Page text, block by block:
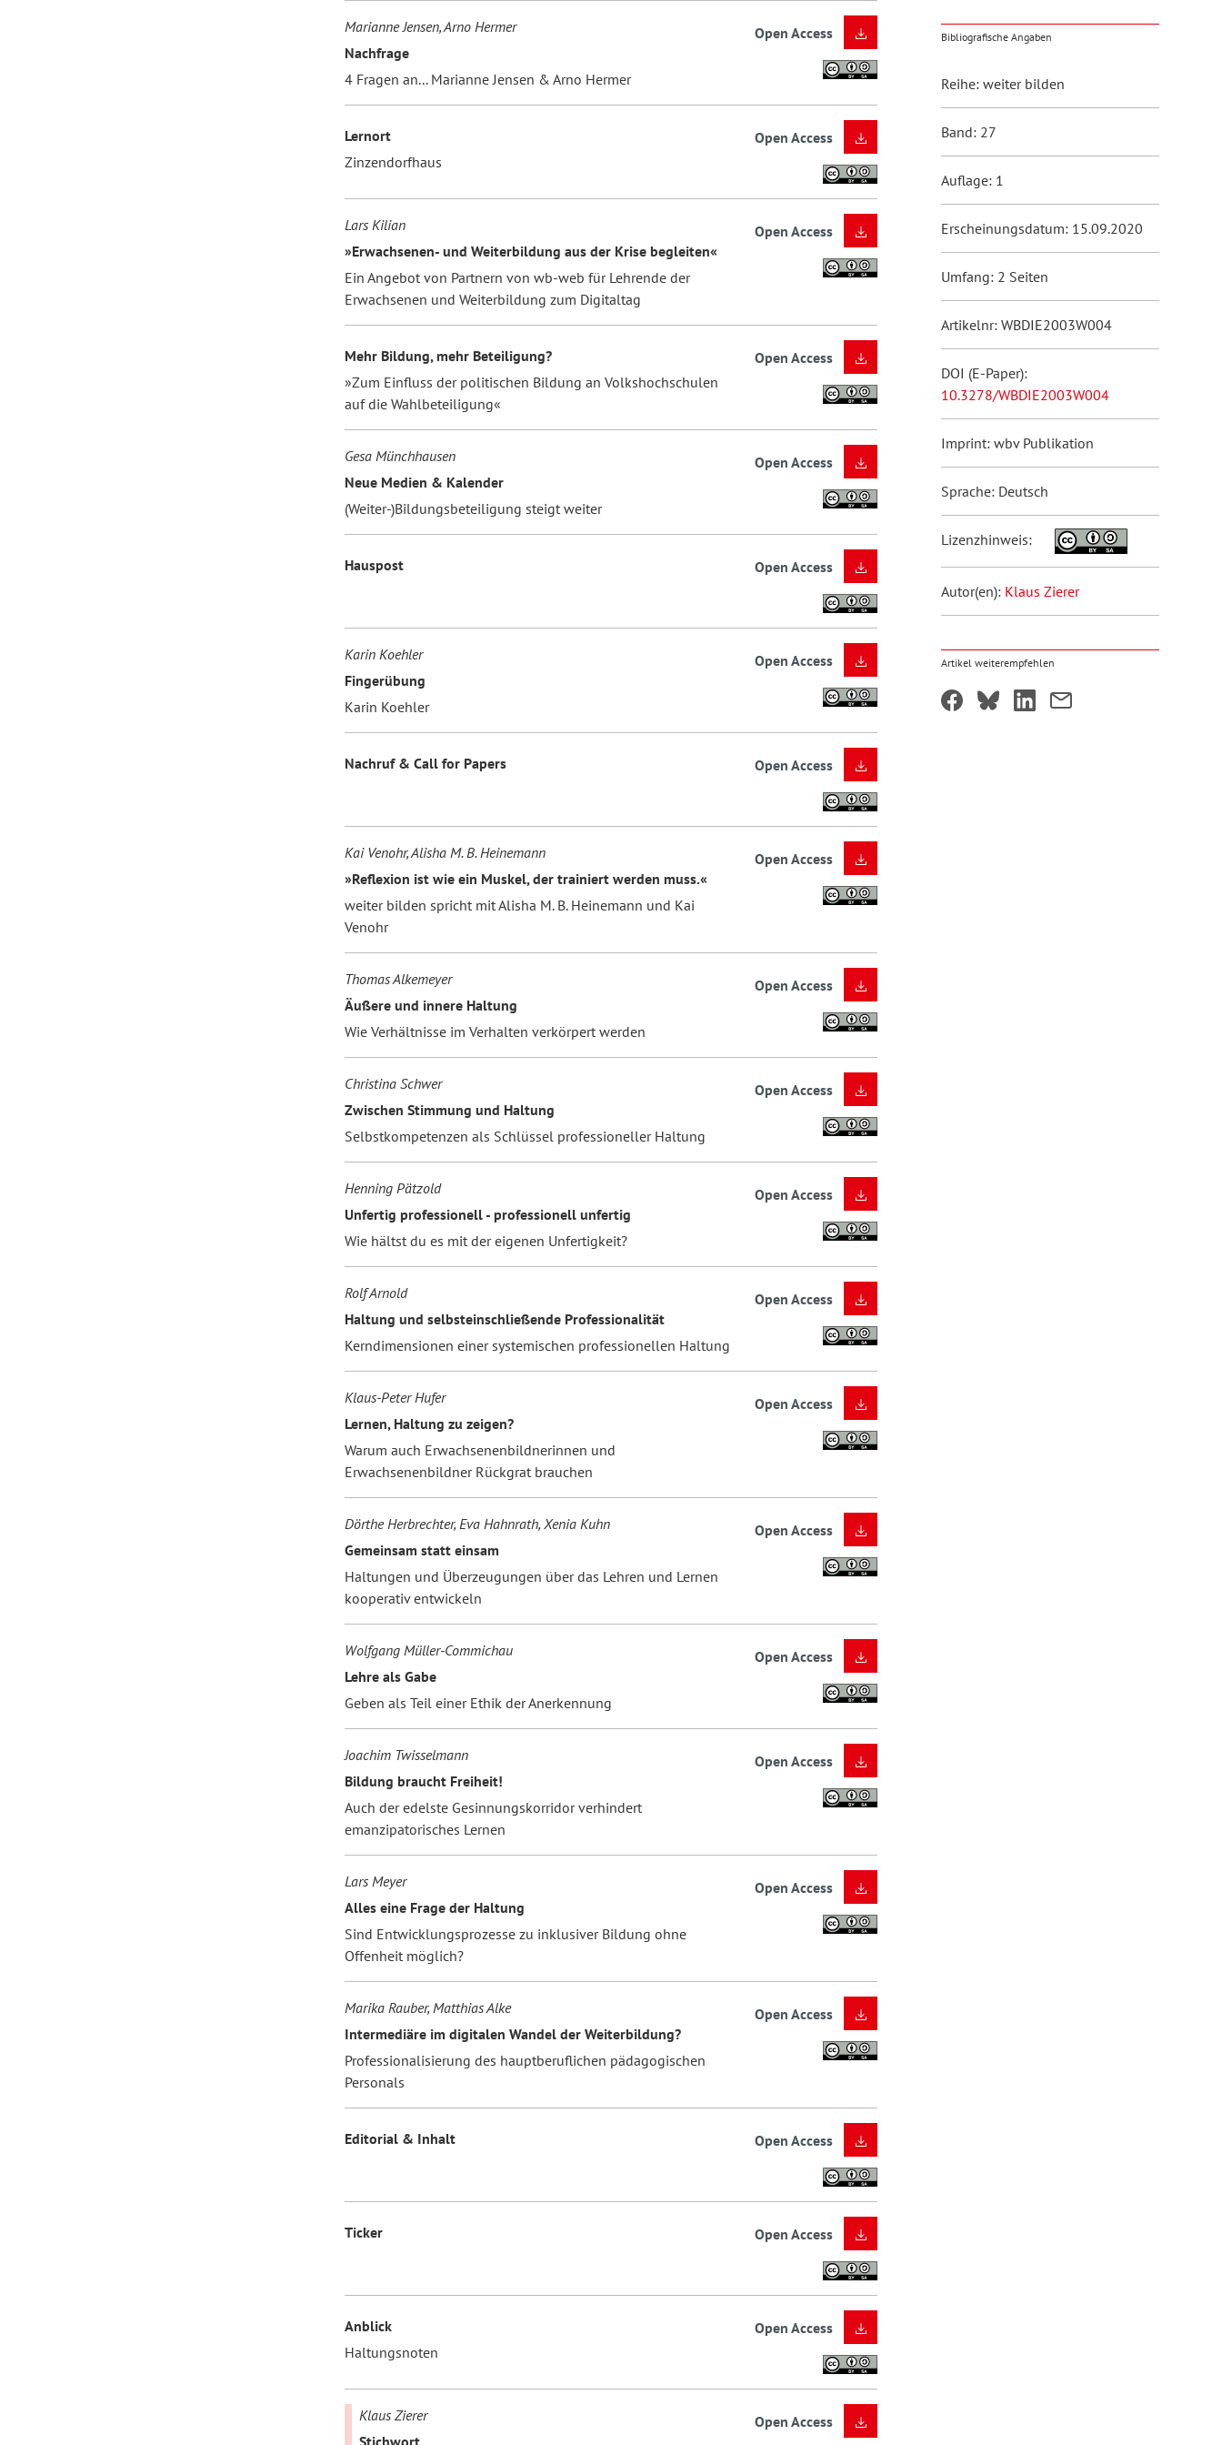
Marianne Jensen, Arno Hermer
Nachfrage
4 Fragen an... Marianne Jensen & Arno Hermer
Open Access
Lernort
Zinzendorfhaus
Open Access
Lars Kilian
»Erwachsenen- und Weiterbildung aus der Krise begleiten«
Ein Angebot von Partnern von wb-web für Lehrende der
Erwachsenen­ und Weiterbildung zum Digitaltag
Open Access
Mehr Bildung, mehr Beteiligung?
»Zum Einfluss der politischen Bildung an Volkshochschulen
auf die Wahlbeteiligung«
Open Access
Gesa Münchhausen
Neue Medien & Kalender
(Weiter-)Bildungsbeteiligung steigt weiter
Open Access
Hauspost Open Access
Karin Koehler
Fingerübung
Karin Koehler
Open Access
Nachruf & Call for Papers Open Access
Kai Venohr, Alisha M. B. Heinemann
»Reflexion ist wie ein Muskel, der trainiert werden muss.«
weiter bilden spricht mit Alisha M. B. Heinemann und Kai
Venohr
Open Access
Thomas Alkemeyer
Äußere und innere Haltung
Wie Verhältnisse im Verhalten verkörpert werden
Open Access
Christina Schwer
Zwischen Stimmung und Haltung
Selbstkompetenzen als Schlüssel professioneller Haltung
Open Access
Henning Pätzold
Unfertig professionell - professionell unfertig
Wie hältst du es mit der eigenen Unfertigkeit?
Open Access
Rolf Arnold
Haltung und selbsteinschließende Professionalität
Kerndimensionen einer systemischen professionellen Haltung
Open Access
Klaus-Peter Hufer
Lernen, Haltung zu zeigen?
Warum auch Erwachsenenbildnerinnen und
Erwachsenenbildner Rückgrat brauchen
Open Access
Dörthe Herbrechter, Eva Hahnrath, Xenia Kuhn
Gemeinsam statt einsam
Haltungen und Überzeugungen über das Lehren und Lernen
kooperativ entwickeln
Open Access
Wolfgang Müller-Commichau
Lehre als Gabe
Geben als Teil einer Ethik der Anerkennung
Open Access
Joachim Twisselmann
Bildung braucht Freiheit!
Auch der edelste Gesinnungskorridor verhindert
emanzipatorisches Lernen
Open Access
Lars Meyer
Alles eine Frage der Haltung
Sind Entwicklungsprozesse zu inklusiver Bildung ohne
Offenheit möglich?
Open Access
Marika Rauber, Matthias Alke
Intermediäre im digitalen Wandel der Weiterbildung?
Professionalisierung des hauptberuflichen pädagogischen
Personals
Open Access
Editorial & Inhalt Open Access
Ticker Open Access
Anblick
Haltungsnoten
Open Access
Klaus Zierer
Stichwort
Open Access
Bibliografische Angaben
Reihe: weiter bilden
Band: 27
Auflage: 1
Erscheinungsdatum: 15.09.2020
Umfang: 2 Seiten
Artikelnr: WBDIE2003W004
DOI (E-Paper):
10.3278/WBDIE2003W004
Imprint: wbv Publikation
Sprache: Deutsch
Lizenzhinweis:
Autor(en): Klaus Zierer
Artikel weiterempfehlen